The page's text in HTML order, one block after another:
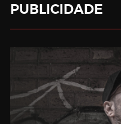
PUBLICIDADE